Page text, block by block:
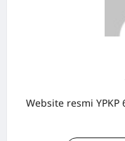
Website resmi